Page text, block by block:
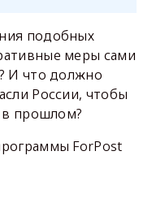
подобных
меры сами
И что должно
России, чтобы
в прошлом?
ForPost